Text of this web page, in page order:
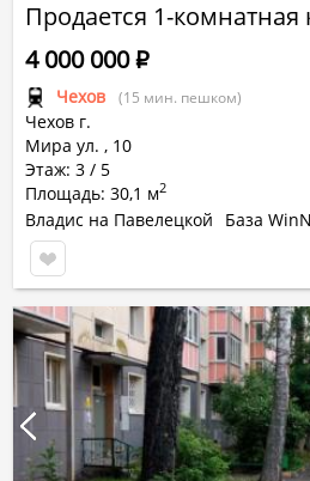
Продается 1-комнатная
Чехов (15 мин. пешком)
Чехов г.
Мира ул. , 10
Этаж: 3 / 5
Площадь: 30,1 м2
4 000 000Р
Владис на Павелецкой
База